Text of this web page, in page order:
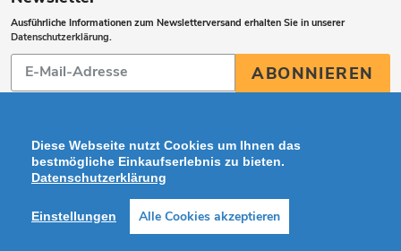
Ausführliche Informationen zum Newsletterversand erhalten Sie in unserer
Datenschutzerklärung.
Abonnieren
Sie
Mailingliste
ABONNIEREN
Zahlungsarten
Diese Webseite nutzt Cookies um Ihnen das
bestmögliche Einkaufserlebnis zu bieten.
Datenschutzerklärung
Einstellungen Alle Cookies akzeptieren